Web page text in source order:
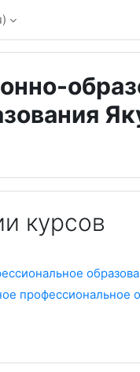
курсов
профессиональное